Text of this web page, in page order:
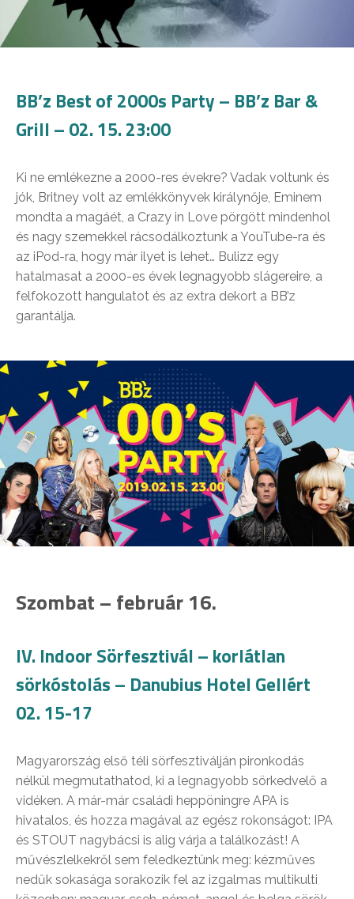
BB’z Best of 2000s Party – BB’z Bar &
Grill – 02. 15. 23:00
Ki ne emlékezne a 2000-res évekre? Vadak voltunk és
jók, Britney volt az emlékkönyvek királynője, Eminem
mondta a magáét, a Crazy in Love pörgött mindenhol
és nagy szemekkel rácsodálkoztunk a YouTube-ra és
az iPod-ra, hogy már ilyet is lehet… Bulizz egy
hatalmasat a 2000-es évek legnagyobb slágereire, a
felfokozott hangulatot és az extra dekort a BB’z
garantálja.
Szombat – február 16.
IV. Indoor Sörfesztivál – korlátlan
sörkóstolás – Danubius Hotel Gellért
02. 15-17
Magyarország első téli sörfesztiválján pironkodás
nélkül megmutathatod, ki a legnagyobb sörkedvelő a
vidéken. A már-már családi heppöningre APA is
hivatalos, és hozza magával az egész rokonságot: IPA
és STOUT nagybácsi is alig várja a találkozást! A
művészlelkekről sem feledkeztünk meg: kézműves
nedűk sokasága sorakozik fel az izgalmas multikulti